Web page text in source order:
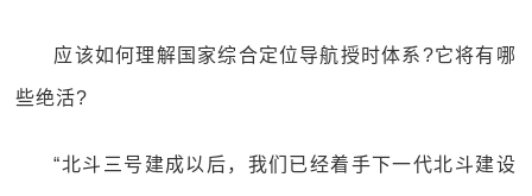
应该如何理解国家综合定位导航授时体系?它将有哪
些绝活?
“北斗三号建成以后，我们已经着手下一代北斗建设